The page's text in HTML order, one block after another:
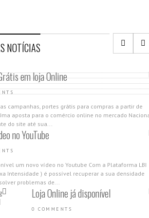
NOTÍCIAS
em loja Online
campanhas, portes grátis para compras a partir de
aposta para o comércio online no mercado
do site até sua...
no YouTube
um novo vídeo no Youtube Com a Plataforma LBI
Intensidade ) é possível recuperar a sua densidade
problemas de...
Loja Online já disponível
0 COMMENTS